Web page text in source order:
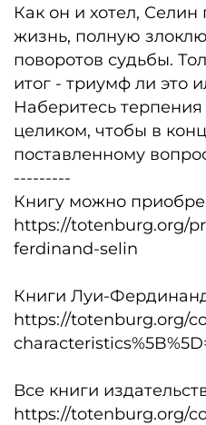
Как он и хотел,
жизнь, полную
поворотов судьбы.
итог - триумф ли это
Наберитесь
целиком, чтобы в
поставленному
---------
Книгу можно
https://totenburg.org/
ferdinand-selin
Книги Луи-
https://totenburg.org/
Все книги
https://totenburg.org/